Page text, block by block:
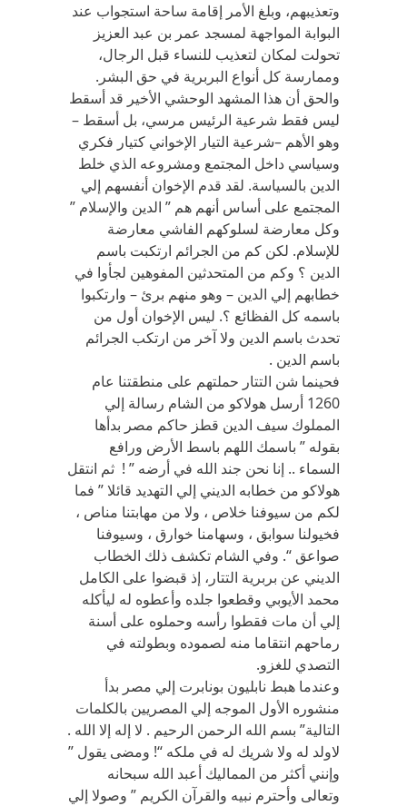
وتعذيبهم، وبلغ الأمر إقامة ساحة استجواب عند
البوابة المواجهة لمسجد عمر بن عبد العزيز
تحولت لمكان لتعذيب للنساء قبل الرجال،
وممارسة كل أنواع البربرية في حق البشر.
والحق أن هذا المشهد الوحشي الأخير قد أسقط
ليس فقط شرعية الرئيس مرسي، بل أسقط –
وهو الأهم –شرعية التيار الإخواني كتيار فكري
وسياسي داخل المجتمع ومشروعه الذي خلط
الدين بالسياسة. لقد قدم الإخوان أنفسهم إلي
المجتمع على أساس أنهم هم ” الدين والإسلام ”
وكل معارضة لسلوكهم الفاشي معارضة
للإسلام. لكن كم من الجرائم ارتكبت باسم
الدين ؟ وكم من المتحدثين المفوهين لجأوا في
خطابهم إلي الدين – وهو منهم برئ – وارتكبوا
باسمه كل الفظائع ؟. ليس الإخوان أول من
تحدث باسم الدين ولا آخر من ارتكب الجرائم
باسم الدين .
فحينما شن التتار حملتهم على منطقتنا عام
1260 أرسل هولاكو من الشام رسالة إلي
المملوك سيف الدين قطز حاكم مصر بدأها
بقوله ” باسمك اللهم باسط الأرض ورافع
السماء .. إنا نحن جند الله في أرضه ” ! ثم انتقل
هولاكو من خطابه الديني إلي التهديد قائلا ” فما
لكم من سيوفنا خلاص ، ولا من مهابتنا مناص ،
فخيولنا سوابق ، وسهامنا خوارق ، وسيوفنا
صواعق “. وفي الشام تكشف ذلك الخطاب
الديني عن بربرية التتار، إذ قبضوا على الكامل
محمد الأيوبي وقطعوا جلده وأعطوه له ليأكله
إلي أن مات فقطوا رأسه وحملوه على أسنة
رماحهم انتقاما منه لصموده وبطولته في
التصدي للغزو.
وعندما هبط نابليون بونابرت إلي مصر بدأ
منشوره الأول الموجه إلي المصريين بالكلمات
التالية” بسم الله الرحمن الرحيم . لا إله إلا الله .
لاولد له ولا شريك له في ملكه “! ومضى يقول ”
وإنني أكثر من المماليك أعبد الله سبحانه
وتعالى وأحترم نبيه والقرآن الكريم ” وصولا إلي